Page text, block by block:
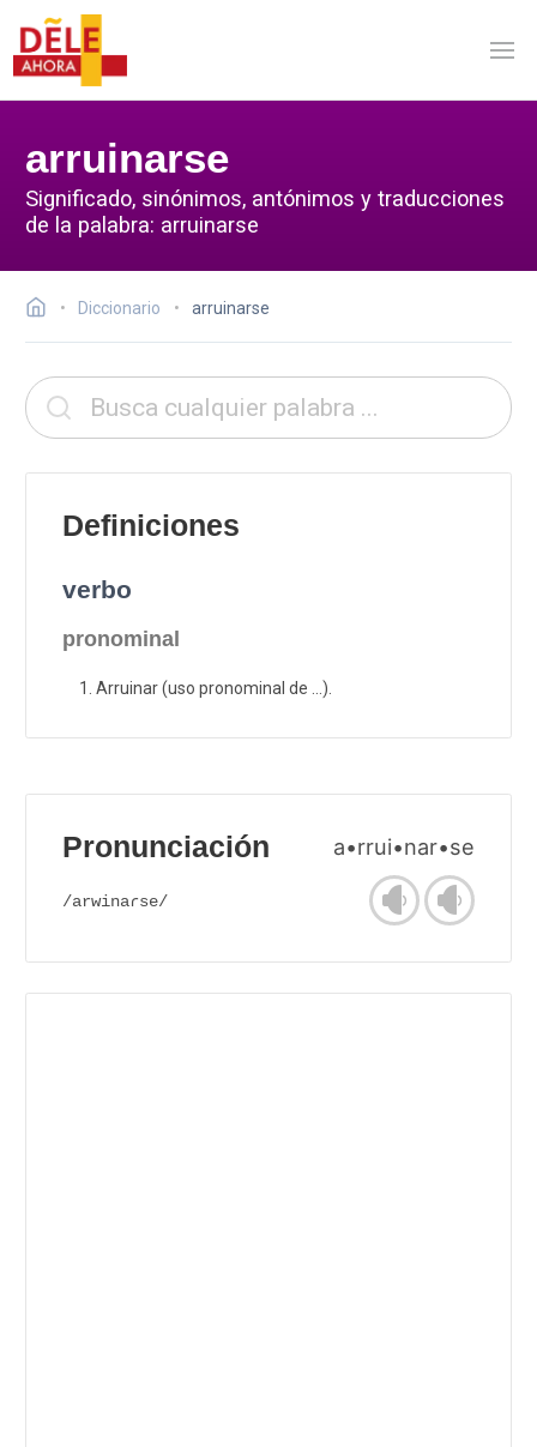
arruinarse
Significado, sinónimos, antónimos y traducciones
de la palabra: arruinarse
Diccionario arruinarse
Definiciones
verbo
pronominal
Arruinar (uso pronominal de ...).
Pronunciación a•rrui•nar•se
/arwinaɾse/